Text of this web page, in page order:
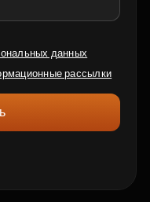
данных
рассылки